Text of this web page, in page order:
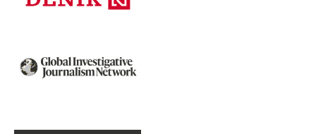
V Česku zadržený Polad Omarov měl být podle
Česku a ve Slovinsku. Podle informací